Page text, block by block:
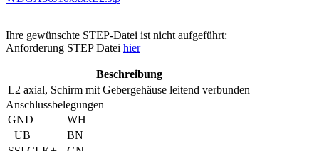
Ihre gewünschte STEP-Datei ist nicht aufgeführt:
Anforderung STEP Datei hier
Beschreibung
L2 axial, Schirm mit Gebergehäuse leitend verbunden
Anschlussbelegungen
GND
WH
+UB
BN